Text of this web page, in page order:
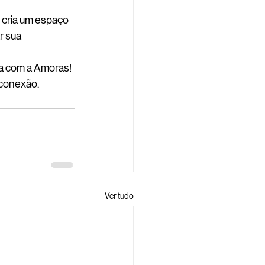
um espaço
sua
com a Amoras!
Ver tudo